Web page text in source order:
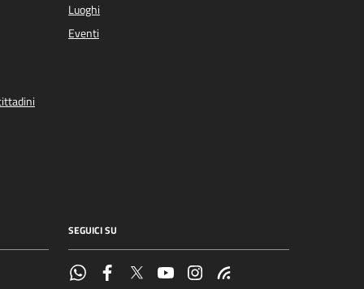
Luoghi
Eventi
SEGUICI SU